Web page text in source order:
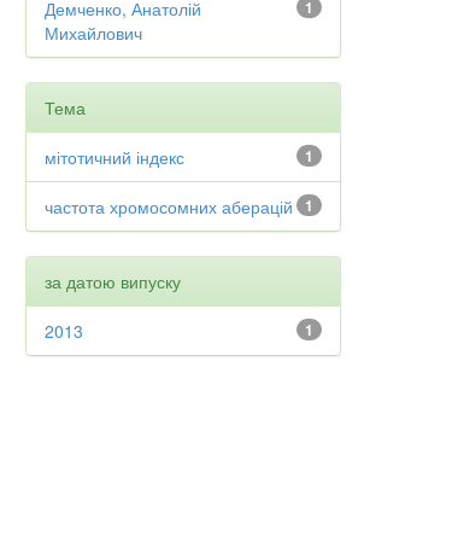
1
Демченко, Анатолій
Михайлович
Тема
1
мітотичний індекс
1
частота хромосомних аберацій
за датою випуску
1
2013